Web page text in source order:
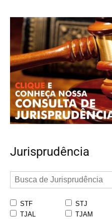
Jurisprudência
STF STJ
TJAL
TJAM